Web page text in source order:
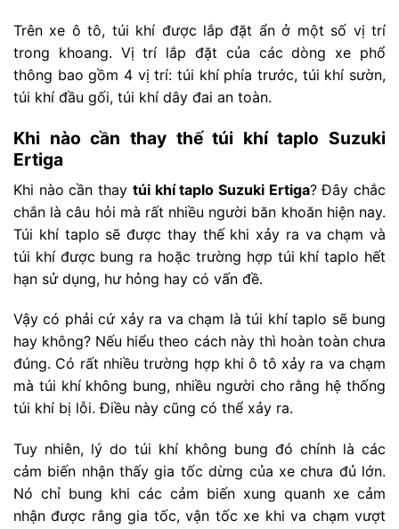
Trên xe ô tô, túi khí được lắp đặt ẩn ở một số vị trí
trong khoang. Vị trí lắp đặt của các dòng xe phổ
thông bao gồm 4 vị trí: túi khí phía trước, túi khí sườn,
túi khí đầu gối, túi khí dây đai an toàn.
Khi nào cần thay thế túi khí taplo Suzuki
Ertiga
Khi nào cần thay túi khí taplo Suzuki Ertiga? Đây chắc
chắn là câu hỏi mà rất nhiều người băn khoăn hiện nay.
Túi khí taplo sẽ được thay thế khi xảy ra va chạm và
túi khí được bung ra hoặc trường hợp túi khí taplo hết
hạn sử dụng, hư hỏng hay có vấn đề.
Vậy có phải cứ xảy ra va chạm là túi khí taplo sẽ bung
hay không? Nếu hiểu theo cách này thì hoàn toàn chưa
đúng. Có rất nhiều trường hợp khi ô tô xảy ra va chạm
mà túi khí không bung, nhiều người cho rằng hệ thống
túi khí bị lỗi. Điều này cũng có thể xảy ra.
Tuy nhiên, lý do túi khí không bung đó chính là các
cảm biến nhận thấy gia tốc dừng của xe chưa đủ lớn.
Nó chỉ bung khi các cảm biến xung quanh xe cảm
nhận được rằng gia tốc, vận tốc xe khi va chạm vượt